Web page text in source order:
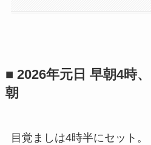
■ 2026年元日 早朝4時
朝
目覚ましは4時半にセット。